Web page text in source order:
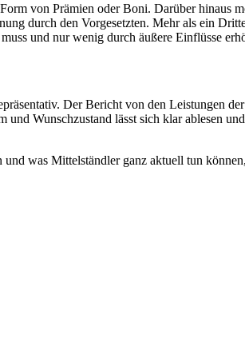
von Prämien oder Boni. Darüber hinaus
durch den Vorgesetzten. Mehr als ein
und nur wenig durch äußere Einflüsse
Der Bericht von den Leistungen
Wunschzustand lässt sich klar ablesen
was Mittelständler ganz aktuell tun